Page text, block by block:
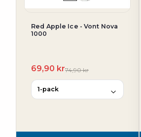
Red Apple Ice - Vont Nova
1000
69,90 kr74,90 kr